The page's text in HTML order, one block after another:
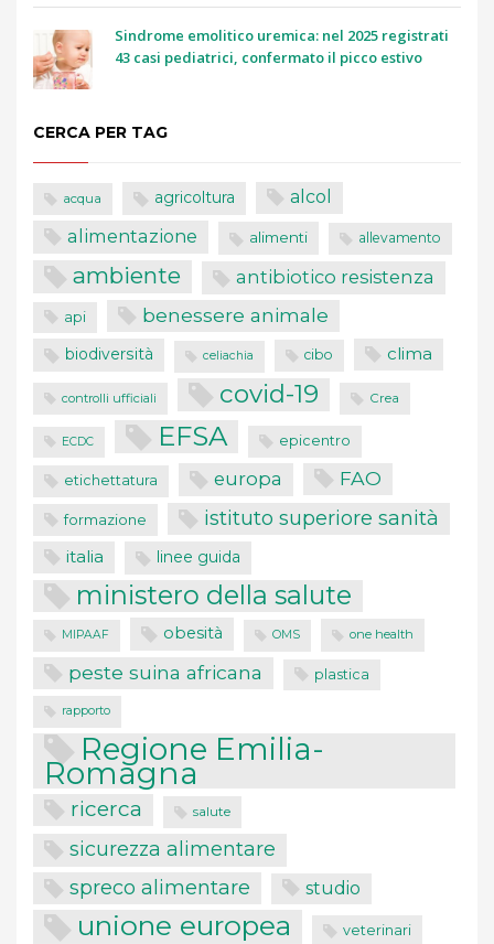
Sindrome emolitico uremica: nel 2025 registrati
43 casi pediatrici, confermato il picco estivo
CERCA PER TAG
acqua agricoltura alcol
alimentazione alimenti allevamento
ambiente antibiotico resistenza
api benessere animale
biodiversità celiachia cibo clima
controlli ufficiali covid-19 Crea
ECDC EFSA epicentro
etichettatura europa FAO
formazione istituto superiore sanità
italia linee guida
ministero della salute
MIPAAF obesità OMS one health
peste suina africana plastica
rapporto
Regione Emilia-
Romagna
ricerca salute
sicurezza alimentare
spreco alimentare studio
unione europea veterinari